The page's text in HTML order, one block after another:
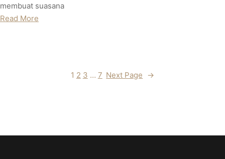
membuat suasana
Read More
1 2 3 … 7 Next Page →